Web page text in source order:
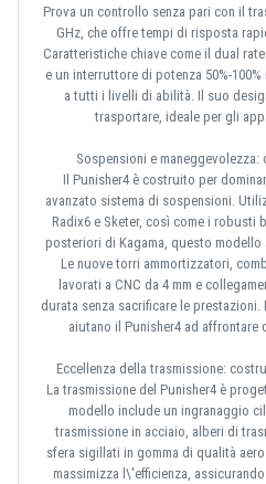
Prova un controllo senza pari con il
GHz, che offre tempi di risposta
Caratteristiche chiave come il dual
e un interruttore di potenza 50%-
a tutti i livelli di abilità. Il suo
trasportare, ideale per gli
Sospensioni e
Il Punisher4 è costruito per
avanzato sistema di sospensioni.
Radix6 e Sketer, così come i robusti
posteriori di Kagama, questo modello
Le nuove torri ammortizzatori,
lavorati a CNC da 4 mm e
durata senza sacrificare le
aiutano il Punisher4 ad
Eccellenza della trasmissione:
La trasmissione del Punisher4 è
modello include un ingranaggio
trasmissione in acciaio, alberi di
sfera sigillati in gomma di qualità
massimizza l\'efficienza,